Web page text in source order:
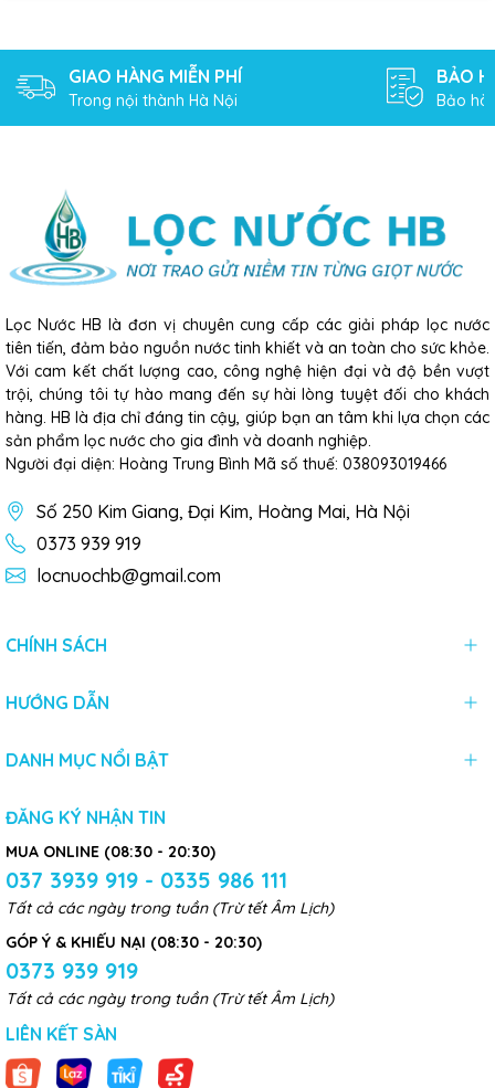
GIAO HÀNG MIỄN PHÍ
Trong nội thành Hà Nội
BẢO
Bảo
Lọc Nước HB là đơn vị chuyên cung cấp các giải pháp lọc nước
tiên tiến, đảm bảo nguồn nước tinh khiết và an toàn cho sức khỏe.
Với cam kết chất lượng cao, công nghệ hiện đại và độ bền vượt
trội, chúng tôi tự hào mang đến sự hài lòng tuyệt đối cho khách
hàng. HB là địa chỉ đáng tin cậy, giúp bạn an tâm khi lựa chọn các
sản phẩm lọc nước cho gia đình và doanh nghiệp.
Người đại diện: Hoàng Trung Bình Mã số thuế: 038093019466
Số 250 Kim Giang, Đại Kim, Hoàng Mai, Hà Nội
0373 939 919
locnuochb@gmail.com
CHÍNH SÁCH
HƯỚNG DẪN
DANH MỤC NỔI BẬT
ĐĂNG KÝ NHẬN TIN
MUA ONLINE (08:30 - 20:30)
037 3939 919 - 0335 986 111
Tất cả các ngày trong tuần (Trừ tết Âm Lịch)
GÓP Ý & KHIẾU NẠI (08:30 - 20:30)
0373 939 919
Tất cả các ngày trong tuần (Trừ tết Âm Lịch)
LIÊN KẾT SÀN